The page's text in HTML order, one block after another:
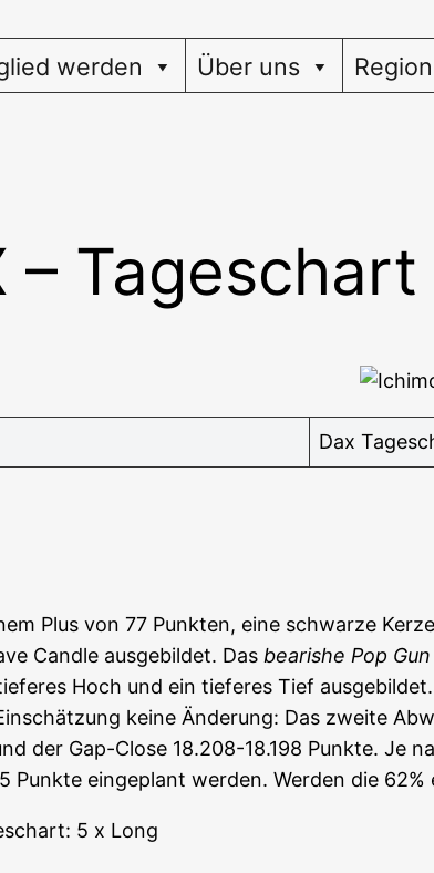
werden Über uns
–
Dax
Plus von 77 Punk­ten, eine schwar­ze
Cand­le aus­ge­bil­det. Das bea­ris­he Pop Gun
Hoch und ein tie­fe­res Tief aus­ge­bil­det.
kei­ne Ände­rung: Das zwei­te
der Gap-Clo­se 18.208-18.198 Punk­te. Je
Punk­te ein­ge­plant wer­den. Wer­den die
5 x Long